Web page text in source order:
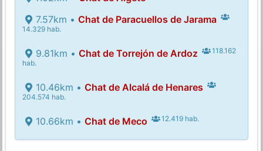
7.57km • Chat de Paracuellos de Jarama
14.329 hab.
9.81km • Chat de Torrejón de Ardoz
118.162
hab.
10.46km • Chat de Alcalá de Henares
204.574 hab.
10.66km • Chat de Meco 12.419 hab.